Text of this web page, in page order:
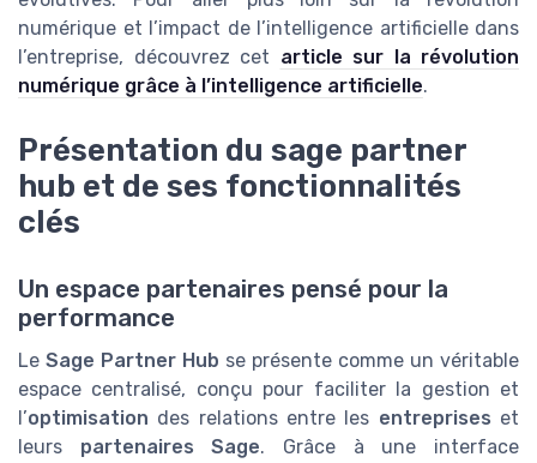
numérique et l’impact de l’intelligence artificielle dans
l’entreprise, découvrez cet article sur la révolution
numérique grâce à l’intelligence artificielle.
Présentation du sage partner
hub et de ses fonctionnalités
clés
Un espace partenaires pensé pour la
performance
Le Sage Partner Hub se présente comme un véritable
espace centralisé, conçu pour faciliter la gestion et
l’optimisation des relations entre les entreprises et
leurs partenaires Sage. Grâce à une interface